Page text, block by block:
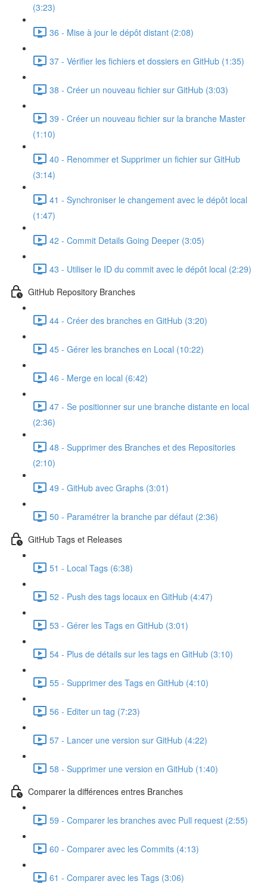
(3:23)
36 - Mise à jour le dépôt distant (2:08)
37 - Vérifier les fichiers et dossiers en GitHub (1:35)
38 - Créer un nouveau fichier sur GitHub (3:03)
39 - Créer un nouveau fichier sur la branche Master
(1:10)
40 - Renommer et Supprimer un fichier sur GitHub
(3:14)
41 - Synchroniser le changement avec le dépôt local
(1:47)
42 - Commit Details Going Deeper (3:05)
43 - Utiliser le ID du commit avec le dépôt local (2:29)
GitHub Repository Branches
44 - Créer des branches en GitHub (3:20)
45 - Gérer les branches en Local (10:22)
46 - Merge en local (6:42)
47 - Se positionner sur une branche distante en local
(2:36)
48 - Supprimer des Branches et des Repositories
(2:10)
49 - GitHub avec Graphs (3:01)
50 - Paramétrer la branche par défaut (2:36)
GitHub Tags et Releases
51 - Local Tags (6:38)
52 - Push des tags locaux en GitHub (4:47)
53 - Gérer les Tags en GitHub (3:01)
54 - Plus de détails sur les tags en GitHub (3:10)
55 - Supprimer des Tags en GitHub (4:10)
56 - Editer un tag (7:23)
57 - Lancer une version sur GitHub (4:22)
58 - Supprimer une version en GitHub (1:40)
Comparer la différences entres Branches
59 - Comparer les branches avec Pull request (2:55)
60 - Comparer avec les Commits (4:13)
61 - Comparer avec les Tags (3:06)